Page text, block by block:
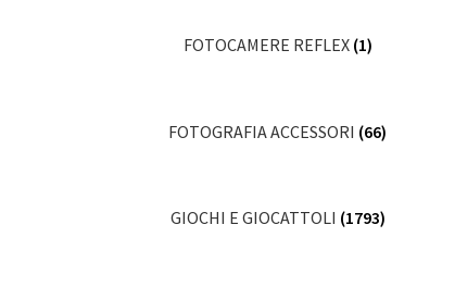
FOTOCAMERE REFLEX (1)
FOTOGRAFIA ACCESSORI (66)
GIOCHI E GIOCATTOLI (1793)